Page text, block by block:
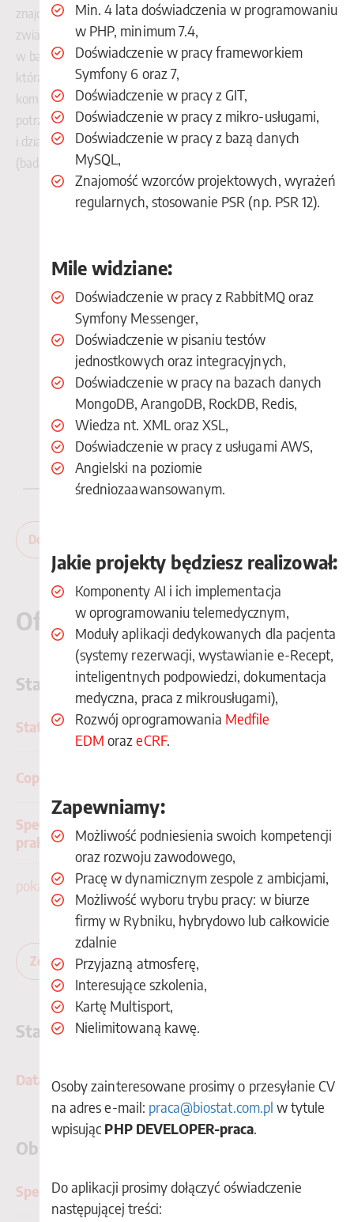
znajdzie się dla każdego, kto jest zainteresowany pracą
zwianą z badaniami klinicznymi. Przed rozpoczęciem pracy
w badaniach klinicznych warto rozeznać się w dziedzinie,
która będzie nas otaczała. Nasz zespół przygotował
kompletne poradniki, w których znajdziesz wszystko, co jest
potrzebne na start, czyli: pełny i dokładny opis stanowisk
i działów bezpośrednio związanych z CT - Clinical Trials
(badania kliniczne).
Dowiedz się więcej o dziale badań klinicznych
Oferty pracy
Staże i praktyki płatne
Statystyk - staż | płatne praktyki
Copywriter - staż | praktyki płatne | praca
Specjalista ds. social mediów - staż |
praktyki płatne
pokaż więcej
Zobacz więcej ofert praktyk i staży
Statystyka
Data Science - Analityk
Obsługa klienta, sprzedaż i marketing
Specjalista ds Marketingu Internetowego
Min. 4 lata doświadczenia w programowaniu
w PHP, minimum 7.4,
Doświadczenie w pracy frameworkiem
Symfony 6 oraz 7,
Doświadczenie w pracy z GIT,
Doświadczenie w pracy z mikro-usługami,
Doświadczenie w pracy z bazą danych
MySQL,
Znajomość wzorców projektowych, wyrażeń
regularnych, stosowanie PSR (np. PSR 12).
Mile widziane:
Doświadczenie w pracy z RabbitMQ oraz
Symfony Messenger,
Doświadczenie w pisaniu testów
jednostkowych oraz integracyjnych,
Doświadczenie w pracy na bazach danych
MongoDB, ArangoDB, RockDB, Redis,
Wiedza nt. XML oraz XSL,
Doświadczenie w pracy z usługami AWS,
Angielski na poziomie
średniozaawansowanym.
Jakie projekty będziesz realizował:
Komponenty AI i ich implementacja
w oprogramowaniu telemedycznym,
Moduły aplikacji dedykowanych dla pacjenta
(systemy rezerwacji, wystawianie e-Recept,
inteligentnych podpowiedzi, dokumentacja
medyczna, praca z mikrousługami),
Rozwój oprogramowania Medfile
EDM orazeCRF.
Zapewniamy:
Możliwość podniesienia swoich kompetencji
oraz rozwoju zawodowego,
Pracę w dynamicznym zespole z ambicjami,
Możliwość wyboru trybu pracy: w biurze
firmy w Rybniku, hybrydowo lub całkowicie
zdalnie
Przyjazną atmosferę,
Interesujące szkolenia,
Kartę Multisport,
Nielimitowaną kawę.
Osoby zainteresowane prosimy o przesyłanie CV
na adres e-mail: praca@biostat.com.pl w tytule
wpisując PHP DEVELOPER-praca.
Do aplikacji prosimy dołączyć oświadczenie
następującej treści: